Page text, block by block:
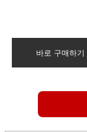
바로 구매하기